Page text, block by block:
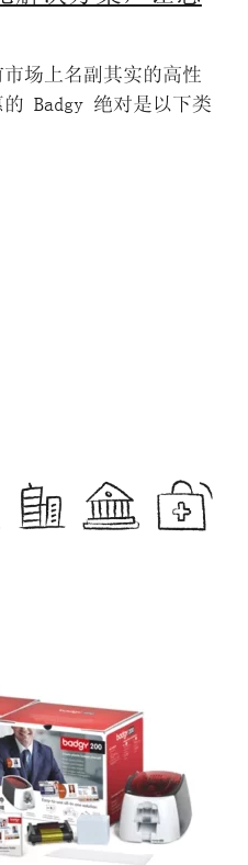
市场上名副其实的高性
的 Badgy 绝对是以下类